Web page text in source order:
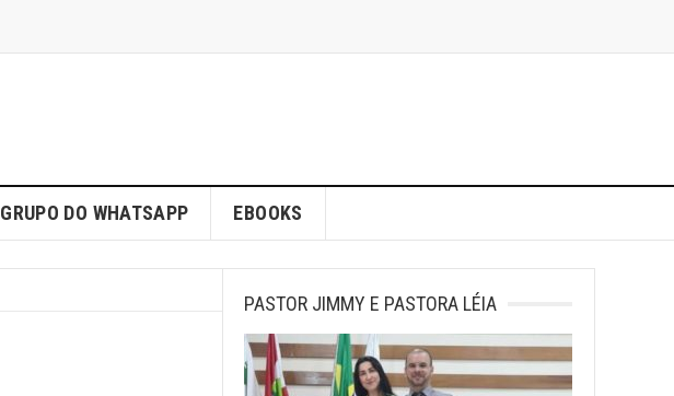
GRUPO DO WHATSAPP EBOOKS
PASTOR JIMMY E PASTORA LÉIA